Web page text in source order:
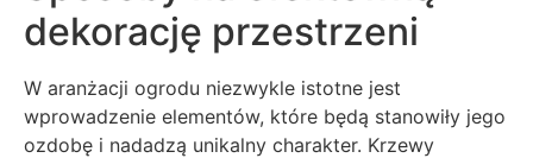
dekorację przestrzeni
W aranżacji ogrodu niezwykle istotne jest
wprowadzenie elementów, które będą stanowiły jego
ozdobę i nadadzą unikalny charakter. Krzewy